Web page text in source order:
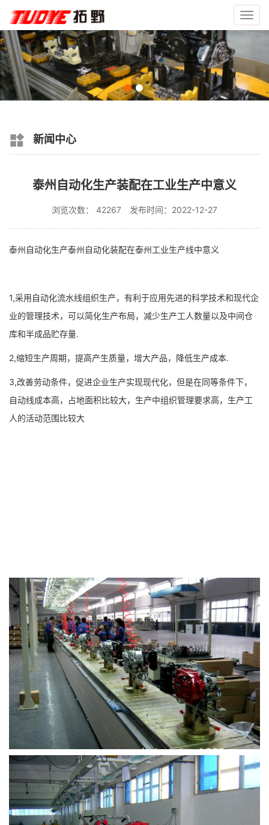
新闻中心
泰州自动化生产装配在工业生产中意义
浏览次数： 42267 发布时间：2022-12-27
泰州自动化生产泰州自动化装配在泰州工业生产线中意义
1,采用自动化流水线组织生产，有利于应用先进的科学技术和现代企
业的管理技术，可以简化生产布局，减少生产工人数量以及中间仓
库和半成品贮存量.
2,缩短生产周期，提高产生质量，增大产品，降低生产成本.
3,改善劳动条件，促进企业生产实现现代化，但是在同等条件下，
自动线成本高，占地面积比较大，生产中组织管理要求高，生产工
人的活动范围比较大